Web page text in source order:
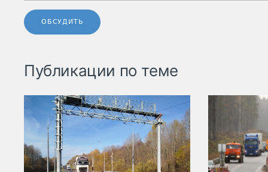
ОБСУДИТЬ
Публикации по теме